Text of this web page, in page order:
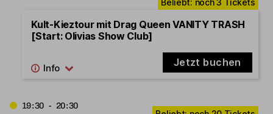
Kult-Kieztour mit Drag Queen VANITY TRASH
[Start: Olivias Show Club]
Jetzt buchen
19:30 - 20:30